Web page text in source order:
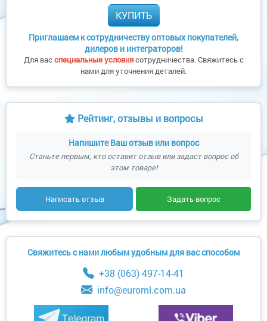
КУПИТЬ
Приглашаем к сотрудничеству оптовых покупателей,
дилеров и интеграторов!
Для васспециальные условиясотрудничества. Свяжитесь с
нами для уточнения деталей.
Рейтинг, отзывы и вопросы
Напишите Ваш отзыв или вопрос
Станьте первым, кто оставит отзыв или задаст вопрос об
этом товаре!
Написать отзыв Задать вопрос
Свяжитесь с нами любым удобным для вас способом
+38 (063) 497-14-41
info@euroml.com.ua